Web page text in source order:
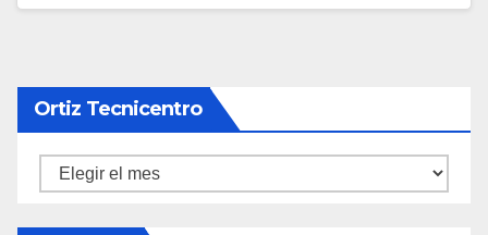
Ortiz Tecnicentro
Ortiz